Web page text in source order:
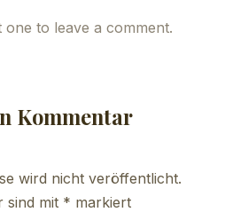
to leave a comment.
Kommentar
wird nicht veröffentlicht.
sind mit * markiert